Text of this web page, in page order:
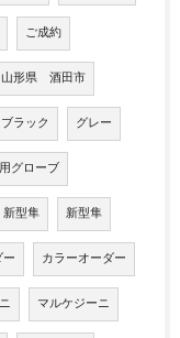
ご成約
山形県 酒田市
ブラック グレー
グローブ
新型隼 新型隼
カラーオーダー
マルケジーニ